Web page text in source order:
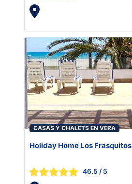
CASAS Y CHALETS EN VERA
Holiday Home Los Frasquitos
46.5 / 5